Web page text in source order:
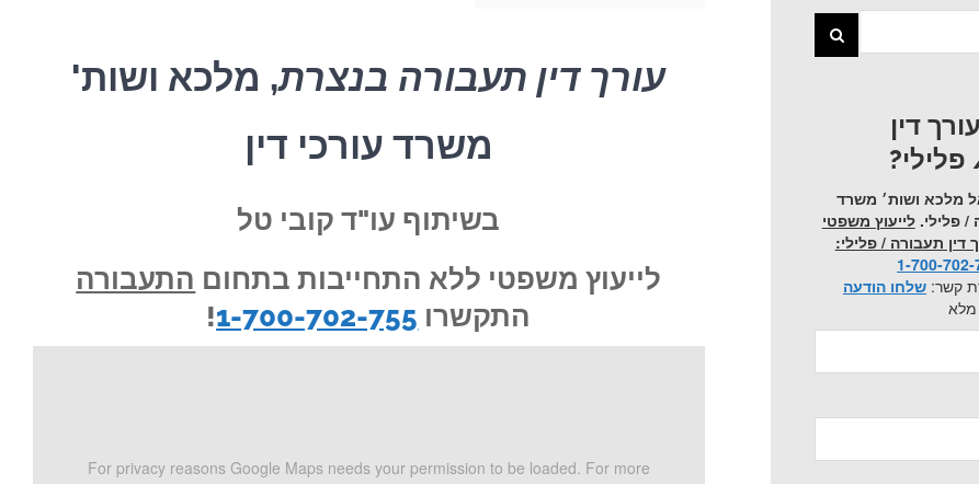
עורך דין תעבורה בנצרת, מלכא ושות'
משרד עורכי דין
בשיתוף עו"ד קובי טל
לייעוץ משפטי ללא התחייבות בתחום התעבורה
התקשרו 1-700-702-755
!
For privacy reasons Google Maps needs your permission to be loaded. For more
דין
מלכא ושות׳ משרד
/ פלילי. לייעוץ משפטי
תעבורה / פלילי:
1-700-702-
קשר:שלחו הודעה